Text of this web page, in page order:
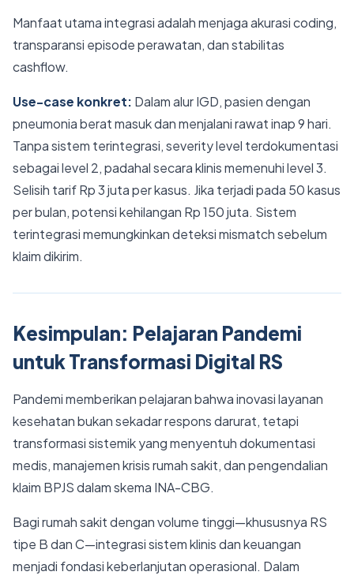
Manfaat utama integrasi adalah menjaga akurasi coding,
transparansi episode perawatan, dan stabilitas
cashflow.
Use-case konkret: Dalam alur IGD, pasien dengan
pneumonia berat masuk dan menjalani rawat inap 9 hari.
Tanpa sistem terintegrasi, severity level terdokumentasi
sebagai level 2, padahal secara klinis memenuhi level 3.
Selisih tarif Rp 3 juta per kasus. Jika terjadi pada 50 kasus
per bulan, potensi kehilangan Rp 150 juta. Sistem
terintegrasi memungkinkan deteksi mismatch sebelum
klaim dikirim.
Kesimpulan: Pelajaran Pandemi
untuk Transformasi Digital RS
Pandemi memberikan pelajaran bahwa inovasi layanan
kesehatan bukan sekadar respons darurat, tetapi
transformasi sistemik yang menyentuh dokumentasi
medis, manajemen krisis rumah sakit, dan pengendalian
klaim BPJS dalam skema INA-CBG.
Bagi rumah sakit dengan volume tinggi—khususnya RS
tipe B dan C—integrasi sistem klinis dan keuangan
menjadi fondasi keberlanjutan operasional. Dalam